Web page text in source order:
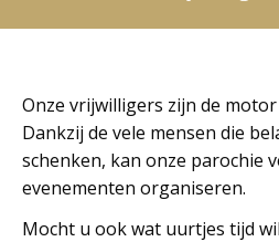
Onze vrijwilligers zijn de
Dankzij de vele mensen die
schenken, kan onze parochie
evenementen organiseren.
Mocht u ook wat uurtjes tijd